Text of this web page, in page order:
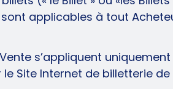
sont applicables à tout
s’appliquent
Site Internet de billetterie